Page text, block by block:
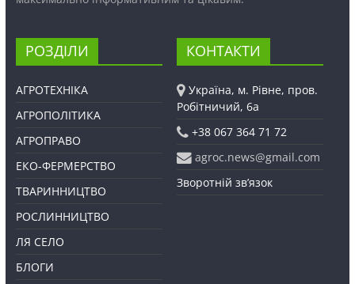
РОЗДІЛИ
АГРОТЕХНІКА
АГРОПОЛІТИКА
АГРОПРАВО
ЕКО-ФЕРМЕРСТВО
ТВАРИННИЦТВО
РОСЛИННИЦТВО
ЛЯ СЕЛО
БЛОГИ
КОНТАКТИ
Україна, м. Рівне, пров.
Робітничий, 6а
+38 067 364 71 72
agroc.news@gmail.com
Зворотній зв’язок